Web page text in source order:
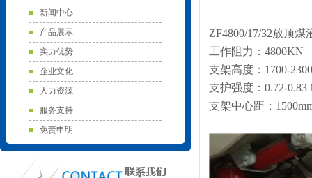
新闻中心
产品展示
实力优势
企业文化
人力资源
服务支持
免责申明
ZF4800/17/32放顶煤
工作阻力：4800KN
支架高度：1700-
支护强度：0.72-0.83
支架中心距：